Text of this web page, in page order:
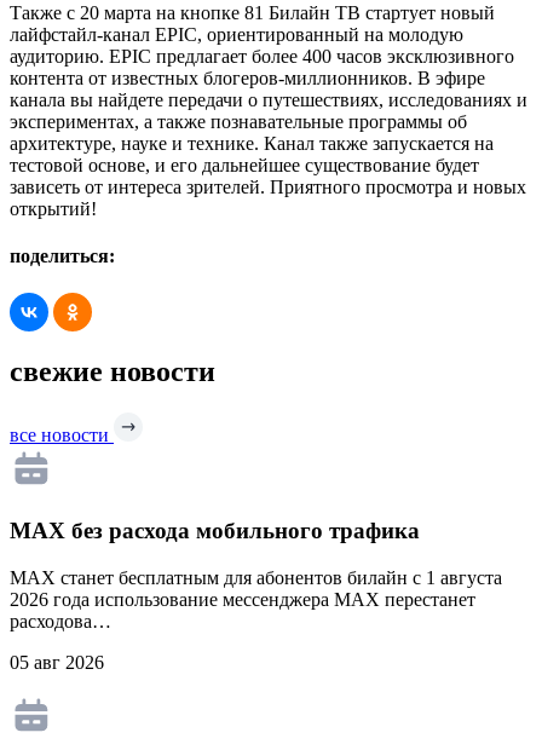
Также с 20 марта на кнопке 81 Билайн ТВ стартует новый
лайфстайл-канал EPIC, ориентированный на молодую
аудиторию. EPIC предлагает более 400 часов эксклюзивного
контента от известных блогеров-миллионников. В эфире
канала вы найдете передачи о путешествиях, исследованиях и
экспериментах, а также познавательные программы об
архитектуре, науке и технике. Канал также запускается на
тестовой основе, и его дальнейшее существование будет
зависеть от интереса зрителей. Приятного просмотра и новых
открытий!
поделиться:
свежие новости
все новости
MAX без расхода мобильного трафика
MAX станет бесплатным для абонентов билайн с 1 августа
2026 года использование мессенджера MAX перестанет
расходова…
05 авг 2026